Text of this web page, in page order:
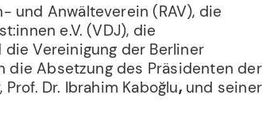
und Anwälteverein (RAV), die
e.V. (VDJ), die
Vereinigung der Berliner
Absetzung des Präsidenten der
Dr. Ibrahim Kaboğlu,und seiner